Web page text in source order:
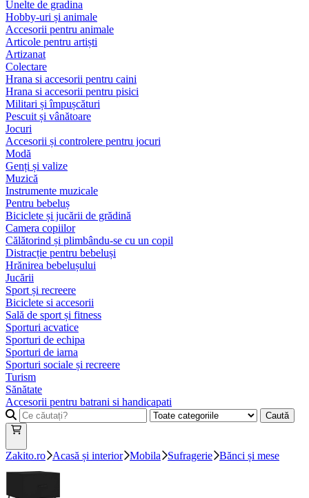
Unelte de gradina
Hobby-uri și animale
Accesorii pentru animale
Articole pentru artiști
Artizanat
Colectare
Hrana si accesorii pentru caini
Hrana si accesorii pentru pisici
Militari și împușcături
Pescuit și vânătoare
Jocuri
Accesorii și controlere pentru jocuri
Modă
Genți și valize
Muzică
Instrumente muzicale
Pentru bebeluș
Biciclete și jucării de grădină
Camera copiilor
Călătorind și plimbându-se cu un copil
Distracție pentru bebeluși
Hrănirea bebelușului
Jucării
Sport și recreere
Biciclete si accesorii
Sală de sport și fitness
Sporturi acvatice
Sporturi de echipa
Sporturi de iarna
Sporturi sociale și recreere
Turism
Sănătate
Accesorii pentru batrani si handicapati
Caută
Zakito.ro Acasă și interior Mobila Sufragerie Bănci și mese